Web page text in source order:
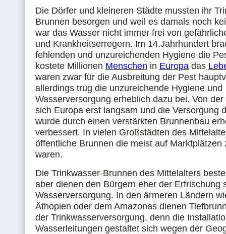
Die Dörfer und kleineren Städte mussten ihr
Brunnen besorgen und weil es damals noch
war das Wasser nicht immer frei von
und Krankheitserregern. Im 14.Jahrhundert
fehlenden und unzureichenden Hygiene die
kostete Millionen Menschen in Europa das
waren zwar für die Ausbreitung der Pest
allerdings trug die unzureichende Hygiene und
Wasserversorgung erheblich dazu bei. Von
sich Europa erst langsam und die Versorgung
wurde durch einen verstärkten Brunnenbau
verbessert. In vielen Großstädten des
öffentliche Brunnen die meist auf Marktplätzen
waren.
Die Trinkwasser-Brunnen des Mittelalters
aber dienen den Bürgern eher der Erfrischung
Wasserversorgung. In den ärmeren Ländern
Äthopien oder dem Amazonas dienen
der Trinkwasserversorgung, denn die
Wasserleitungen gestaltet sich wegen der